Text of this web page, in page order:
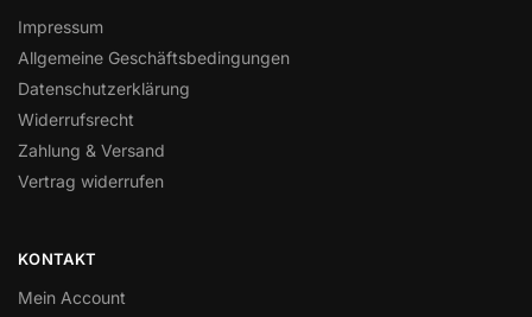
Impressum
Allgemeine Geschäftsbedingungen
Datenschutzerklärung
Widerrufsrecht
Zahlung & Versand
Vertrag widerrufen
KONTAKT
Mein Account